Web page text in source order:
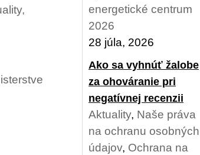
,
energetické centrum
2026
28 júla, 2026
Ako sa vyhnúť žalobe
za ohováranie pri
negatívnej recenzii
Aktuality, Naše práva
na ochranu osobných
údajov, Ochrana na